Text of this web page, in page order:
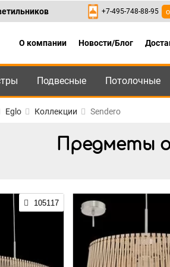
+7-495-748-88-
+7-495-748-88-95
О компании Новости/Блог
Подвесные Потолочные
Eglo Коллекции Sendero
Предметы
105117